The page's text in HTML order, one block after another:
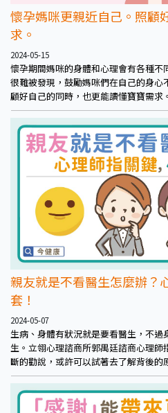
懷孕媽咪更親近自己。照顧
求。
2024-05-15
懷孕期間媽咪的身體和心理會有各種
很難被發現，鼓勵媽咪們在自己的身
顧好自己的同時，也更能讀懂寶寶需求。
親友就是不看醫生怎麼辦？
套！
2024-05-07
生病、身體有狀況就是要看醫生，不
生。立翎心理諮商所郭禺廷諮商心理
斷的勸說，或許可以試著去了解背後的